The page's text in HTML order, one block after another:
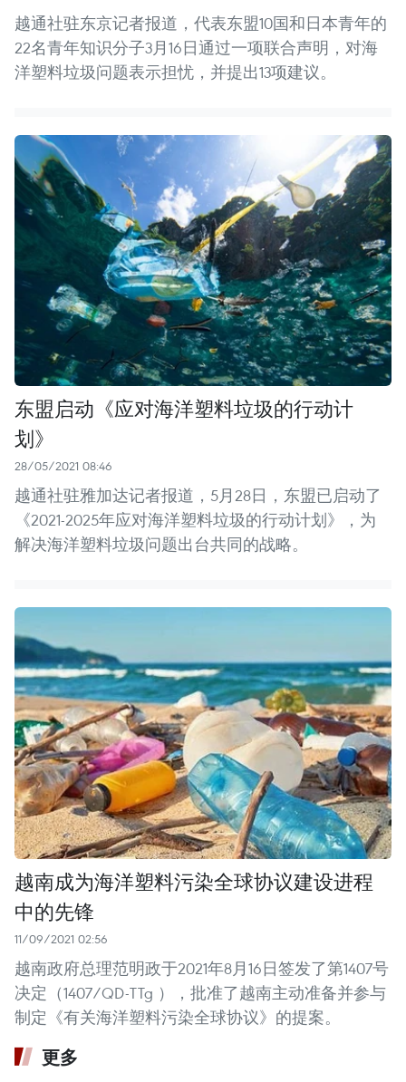
越通社驻东京记者报道，代表东盟10国和日本青年的
22名青年知识分子3月16日通过一项联合声明，对海
洋塑料垃圾问题表示担忧，并提出13项建议。
东盟启动《应对海洋塑料垃圾的行动计
划》
28/05/2021 08:46
越通社驻雅加达记者报道，5月28日，东盟已启动了
《2021-2025年应对海洋塑料垃圾的行动计划》，为
解决海洋塑料垃圾问题出台共同的战略。
越南成为海洋塑料污染全球协议建设进程
中的先锋
11/09/2021 02:56
越南政府总理范明政于2021年8月16日签发了第1407号
决定（1407/QD-TTg ），批准了越南主动准备并参与
制定《有关海洋塑料污染全球协议》的提案。
更多